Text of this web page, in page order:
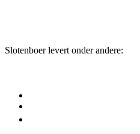
Slotenboer levert onder andere: